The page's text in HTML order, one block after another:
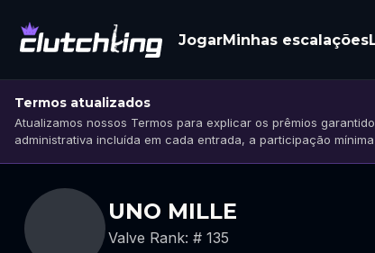
JogarMinhas escalações
Termos atualizados
Atualizamos nossos Termos para explicar os prêmios
administrativa incluída em cada entrada, a participação
UNO MILLE
Valve Rank: # 135